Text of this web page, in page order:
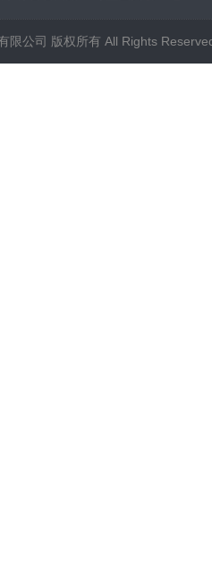
限公司 版权所有 All Rights